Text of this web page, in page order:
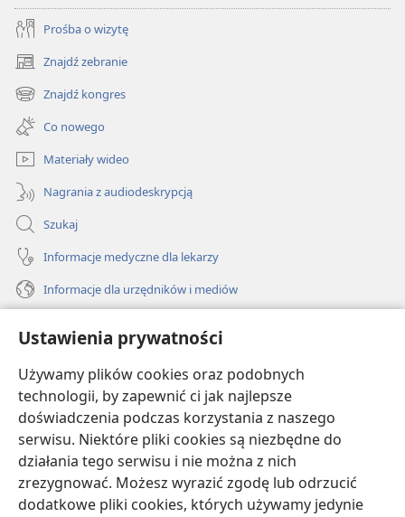
Ustawienia prywatności
Używamy plików cookies oraz podobnych
technologii, by zapewnić ci jak najlepsze
doświadczenia podczas korzystania z naszego
serwisu. Niektóre pliki cookies są niezbędne do
działania tego serwisu i nie można z nich
zrezygnować. Możesz wyrazić zgodę lub odrzucić
dodatkowe pliki cookies, których używamy jedynie
Prośba o wizytę
Znajdź zebranie
(opens
new
window)
Znajdź kongres
(opens
new
window)
Co nowego
Materiały wideo
Nagrania z audiodeskrypcją
Szukaj
Informacje medyczne dla lekarzy
Informacje dla urzędników i mediów
Darowizny
(opens
new
window)BIBLIOTEKA INTERNETOWA Strażnicy
(opens
new
window)JW Hub
(opens
new
window)JW Library